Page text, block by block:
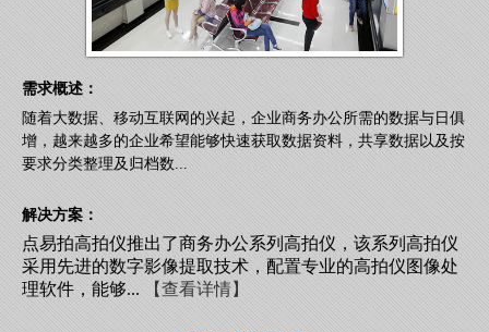
需求概述：
随着大数据、移动互联网的兴起，企业商务办公所需的数据与日俱
增，越来越多的企业希望能够快速获取数据资料，共享数据以及按
要求分类整理及归档数...
解决方案：
点易拍高拍仪推出了商务办公系列高拍仪，该系列高拍仪
采用先进的数字影像提取技术，配置专业的高拍仪图像处
理软件，能够...【查看详情】